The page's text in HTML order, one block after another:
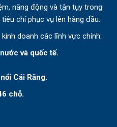
năng động và tận tụy trong
chí phục vụ lên hàng đầu.
doanh các lĩnh vực chính:
và quốc tế.
Cái Răng.
chỗ.